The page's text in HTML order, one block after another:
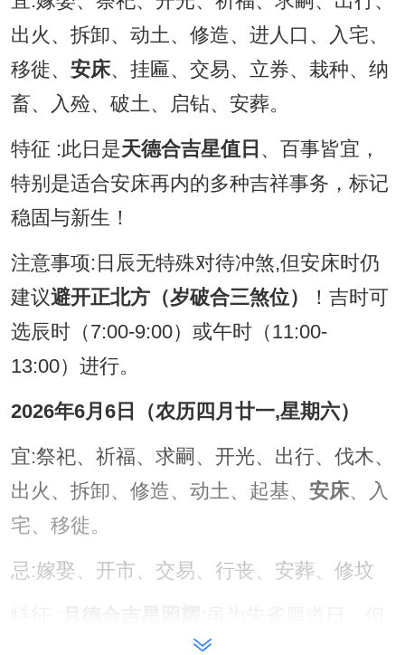
出火、拆卸、动土、修造、进人口、入宅、
移徙、 安床、挂匾、交易、立券、栽种、纳
畜、入殓、破土、启钻、安葬。
特征 :此日是天德合吉星值日 、百事皆宜，
特别是适合安床再内的多种吉祥事务，标记
稳固与新生！
注意事项:日辰无特殊对待冲煞,但安床时仍
建议避开正北方（岁破合三煞位）
！吉时可
选辰时（7:00-9:00）或午时（11:00-
13:00）进行。
2026年6月6日（农历四月廿一,星期六）
宜:祭祀、祈福、求嗣、开光、出行、伐木、
出火、拆卸、修造、动土、起基、 安床、入
宅、移徙。
忌:嫁娶、开市、交易、行丧、安葬、修坟